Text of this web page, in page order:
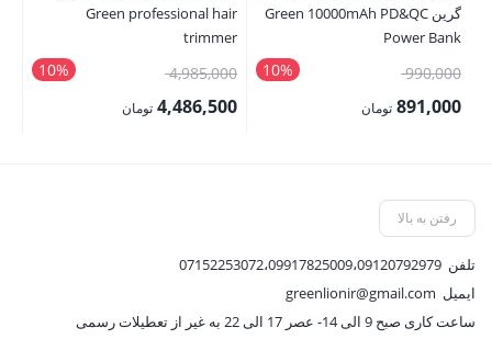
گرین Green 10000mAh PD&QC
Power Bank
10% 990,000قیمت
اصلی:891,000 تومان
891,000 تومان.
Green professional hair
trimmer
10% 4,985,000قیمت
اصلی:4,486,500 تومان
رفتن به بالا
تلفن 07152253072،09917825009،09120792979
ایمیل greenlionir@gmail.com
ساعت کاری صبح 9 الی 14- عصر 17 الی 22 به غیر از تعطیلات رسمی